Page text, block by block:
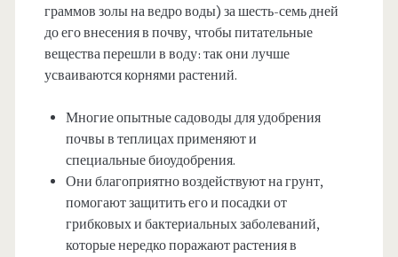
граммов золы на ведро воды) за шесть-семь дней
до его внесения в почву, чтобы питательные
вещества перешли в воду: так они лучше
усваиваются корнями растений.
Многие опытные садоводы для удобрения
почвы в теплицах применяют и
специальные биоудобрения.
Они благоприятно воздействуют на грунт,
помогают защитить его и посадки от
грибковых и бактериальных заболеваний,
которые нередко поражают растения в